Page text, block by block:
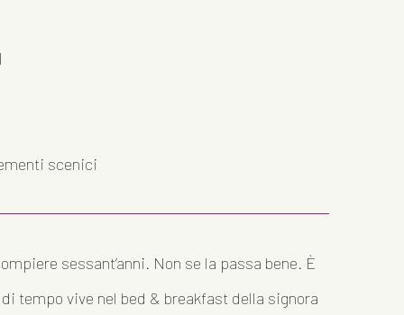
scenici
sessant’anni. Non se la passa bene. È
di tempo vive nel bed & breakfast della signora